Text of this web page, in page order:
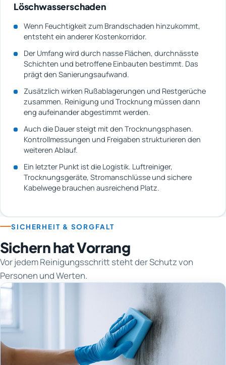
Löschwasserschaden
Wenn Feuchtigkeit zum Brandschaden hinzukommt,
entsteht ein anderer Kostenkorridor.
Der Umfang wird durch nasse Flächen, durchnässte
Schichten und betroffene Einbauten bestimmt. Das
prägt den Sanierungsaufwand.
Zusätzlich wirken Rußablagerungen und Restgerüche
zusammen. Reinigung und Trocknung müssen dann
eng aufeinander abgestimmt werden.
Auch die Dauer steigt mit den Trocknungsphasen.
Kontrollmessungen und Freigaben strukturieren den
weiteren Ablauf.
Ein letzter Punkt ist die Logistik. Luftreiniger,
Trocknungsgeräte, Stromanschlüsse und sichere
Kabelwege brauchen ausreichend Platz.
SICHERHEIT & SORGFALT
Sichern hat Vorrang
Vor jedem Reinigungsschritt steht der Schutz von
Personen und Werten.